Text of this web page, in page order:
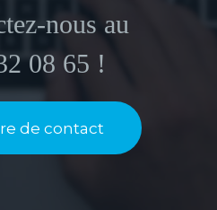
nous au
08 65 !
de contact